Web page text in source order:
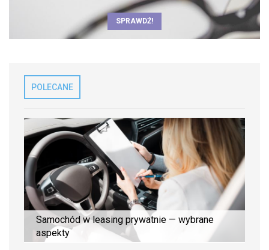
SPRAWDŹ!
POLECANE
Samochód w leasing prywatnie — wybrane
aspekty